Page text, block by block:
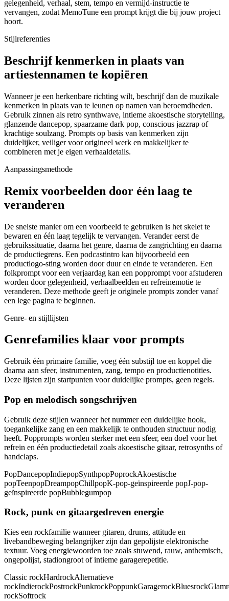
gelegenheid, verhaal, stem, tempo en vermijd-instructie te
vervangen, zodat MemoTune een prompt krijgt die bij jouw project
hoort.
Stijlreferenties
Beschrijf kenmerken in plaats van
artiestennamen te kopiëren
Wanneer je een herkenbare richting wilt, beschrijf dan de muzikale
kenmerken in plaats van te leunen op namen van beroemdheden.
Gebruik zinnen als retro synthwave, intieme akoestische storytelling,
glanzende dancepop, spaarzame dark pop, conscious jazzrap of
krachtige soulzang. Prompts op basis van kenmerken zijn
duidelijker, veiliger voor origineel werk en makkelijker te
combineren met je eigen verhaaldetails.
Aanpassingsmethode
Remix voorbeelden door één laag te
veranderen
De snelste manier om een voorbeeld te gebruiken is het skelet te
bewaren en één laag tegelijk te vervangen. Verander eerst de
gebruikssituatie, daarna het genre, daarna de zangrichting en daarna
de productiegrens. Een podcastintro kan bijvoorbeeld een
productlogo-sting worden door duur en einde te veranderen. Een
folkprompt voor een verjaardag kan een popprompt voor afstuderen
worden door gelegenheid, verhaalbeelden en refreinemotie te
veranderen. Deze methode geeft je originele prompts zonder vanaf
een lege pagina te beginnen.
Genre- en stijllijsten
Genrefamilies klaar voor prompts
Gebruik één primaire familie, voeg één substijl toe en koppel die
daarna aan sfeer, instrumenten, zang, tempo en productienotities.
Deze lijsten zijn startpunten voor duidelijke prompts, geen regels.
Pop en melodisch songschrijven
Gebruik deze stijlen wanneer het nummer een duidelijke hook,
toegankelijke zang en een makkelijk te onthouden structuur nodig
heeft. Popprompts worden sterker met een sfeer, een doel voor het
refrein en één productiedetail zoals akoestische gitaar, retrosynths of
handclaps.
PopDancepopIndiepopSynthpopPoprockAkoestische
popTeenpopDreampopChillpopK-pop-geïnspireerde popJ-pop-
geïnspireerde popBubblegumpop
Rock, punk en gitaargedreven energie
Kies een rockfamilie wanneer gitaren, drums, attitude en
livebandbeweging belangrijker zijn dan gepolijste elektronische
textuur. Voeg energiewoorden toe zoals stuwend, rauw, anthemisch,
ongepolijst, stadiongroot of intieme garagerepetitie.
Classic rockHardrockAlternatieve
rockIndierockPostrockPunkrockPoppunkGaragerockBluesrock
rockSoftrock